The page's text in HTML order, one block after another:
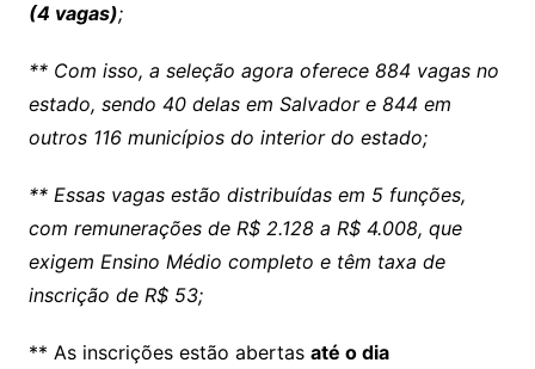
(4 vagas);
** Com isso, a seleção agora oferece 884 vagas no
estado, sendo 40 delas em Salvador e 844 em
outros 116 municípios do interior do estado;
** Essas vagas estão distribuídas em 5 funções,
com remunerações de R$ 2.128 a R$ 4.008, que
exigem Ensino Médio completo e têm taxa de
inscrição de R$ 53;
** As inscrições estão abertas até o dia